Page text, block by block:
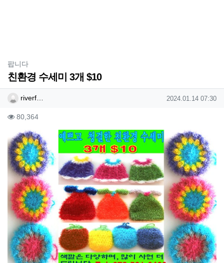
팝니다분류
친환경 수세미 3개 $10
작성자 정보
riverf… 작성일
2024.01.14 07:30
컨텐츠 정보
80,364조회
본문